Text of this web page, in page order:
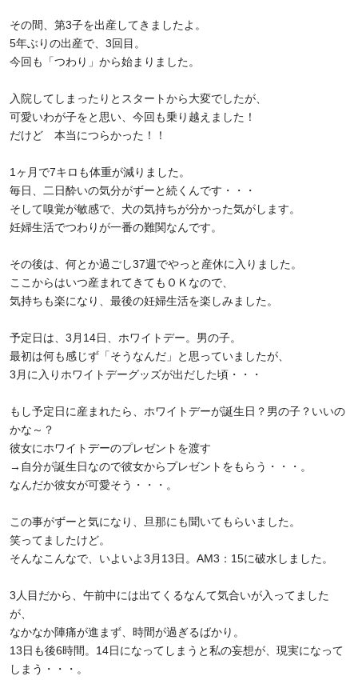
その間、第3子を出産してきましたよ。
5年ぶりの出産で、3回目。
今回も「つわり」から始まりました。
入院してしまったりとスタートから大変でしたが、
可愛いわが子をと思い、今回も乗り越えました！
だけど 本当につらかった！！
1ヶ月で7キロも体重が減りました。
毎日、二日酔いの気分がずーと続くんです・・・
そして嗅覚が敏感で、犬の気持ちが分かった気がします。
妊婦生活でつわりが一番の難関なんです。
その後は、何とか過ごし37週でやっと産休に入りました。
ここからはいつ産まれてきてもＯＫなので、
気持ちも楽になり、最後の妊婦生活を楽しみました。
予定日は、3月14日、ホワイトデー。男の子。
最初は何も感じず「そうなんだ」と思っていましたが、
3月に入りホワイトデーグッズが出だした頃・・・
もし予定日に産まれたら、ホワイトデーが誕生日？男の子？いいの
かな～？
彼女にホワイトデーのプレゼントを渡す
→自分が誕生日なので彼女からプレゼントをもらう・・・。
なんだか彼女が可愛そう・・・。
この事がずーと気になり、旦那にも聞いてもらいました。
笑ってましたけど。
そんなこんなで、いよいよ3月13日。AM3：15に破水しました。
3人目だから、午前中には出てくるなんて気合いが入ってました
が、
なかなか陣痛が進まず、時間が過ぎるばかり。
13日も後6時間。14日になってしまうと私の妄想が、現実になって
しまう・・・。